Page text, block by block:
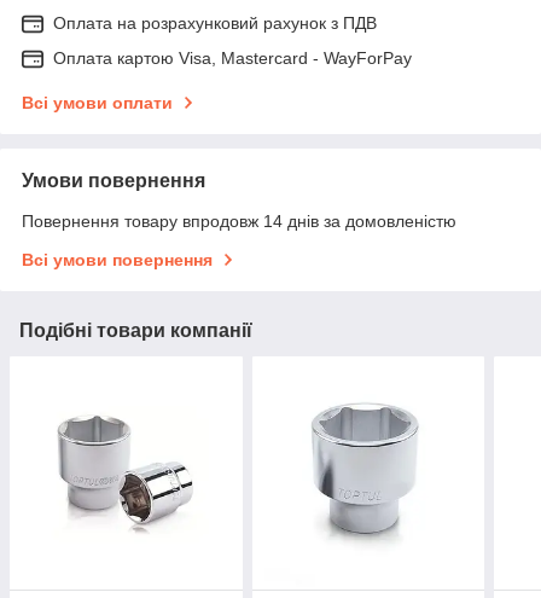
Оплата на розрахунковий рахунок з ПДВ
Оплата картою Visa, Mastercard - WayForPay
Всі умови оплати
Умови повернення
Повернення товару впродовж 14 днів за домовленістю
Всі умови повернення
Подібні товари компанії